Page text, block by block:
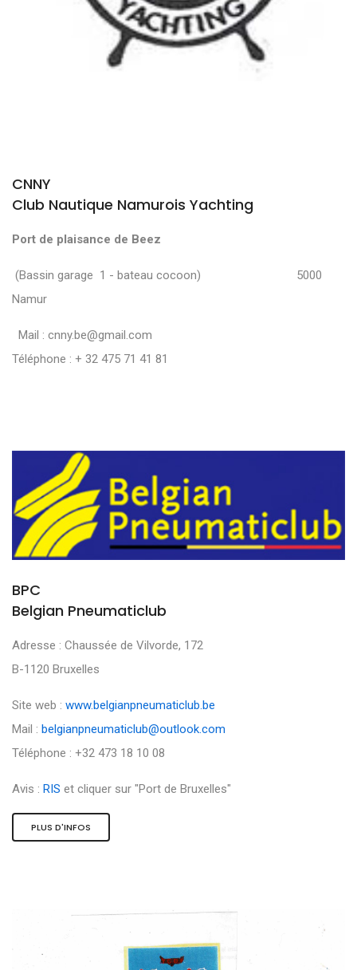
CNNY
Club Nautique Namurois Yachting
Port de plaisance de Beez
(Bassin garage 1 - bateau cocoon) 5000
Namur
Mail : cnny.be@gmail.com
Téléphone : + 32 475 71 41 81
BPC
Belgian Pneumaticlub
Adresse : Chaussée de Vilvorde, 172
B-1120 Bruxelles
Site web : www.belgianpneumaticlub.be
Mail : belgianpneumaticlub@outlook.com
Téléphone : +32 473 18 10 08
Avis : RIS et cliquer sur "Port de Bruxelles"
PLUS D'INFOS